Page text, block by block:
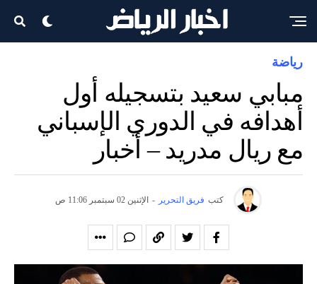
رياضة
مبابي سعيد بتسجيله أول
أهدافه في الدوري الإسباني
مع ريال مدريد – أخبار
كتب فريق التحرير - الإثنين 02 سبتمبر 11:06 ص